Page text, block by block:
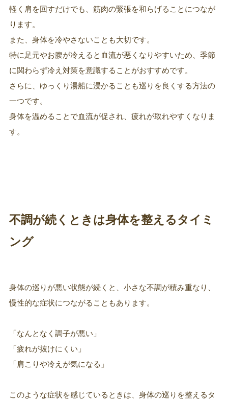
軽く肩を回すだけでも、筋肉の緊張を和らげることにつなが
ります。
また、身体を冷やさないことも大切です。
特に足元やお腹が冷えると血流が悪くなりやすいため、季節
に関わらず冷え対策を意識することがおすすめです。
さらに、ゆっくり湯船に浸かることも巡りを良くする方法の
一つです。
身体を温めることで血流が促され、疲れが取れやすくなりま
す。
不調が続くときは身体を整えるタイミ
ング
身体の巡りが悪い状態が続くと、小さな不調が積み重なり、
慢性的な症状につながることもあります。
「なんとなく調子が悪い」
「疲れが抜けにくい」
「肩こりや冷えが気になる」
このような症状を感じているときは、身体の巡りを整えるタ